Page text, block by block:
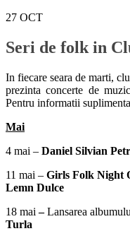
27 OCT
Seri de folk in
In fiecare seara de marti,
prezinta concerte de
Pentru informatii
Mai
4 mai – Daniel Silvian
11 mai – Girls Folk Night
Lemn Dulce
18 mai–Lansarea
Turla